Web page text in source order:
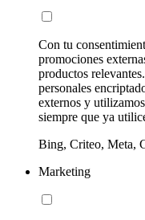
Con tu
promociones
productos
personales
externos y
siempre que ya
Bing, Criteo, Meta,
Marketing